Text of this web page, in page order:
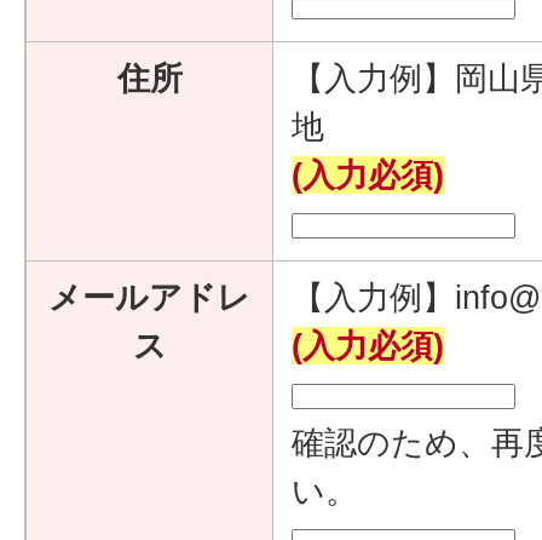
住所
【入力例】岡
地
(入力必須)
メールアドレ
ス
【入力例】
(入力必須)
確認のため、再
い。